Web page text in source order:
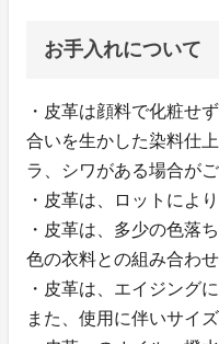
お手入れについて
・皮革は顔料で化粧せ
合いを生かした染料仕
ラ、シワがある場合がご
・皮革は、ロットによ
・皮革は、多少の色落
色の衣料との組み合わ
・皮革は、エイジング
また、使用に伴いサイ